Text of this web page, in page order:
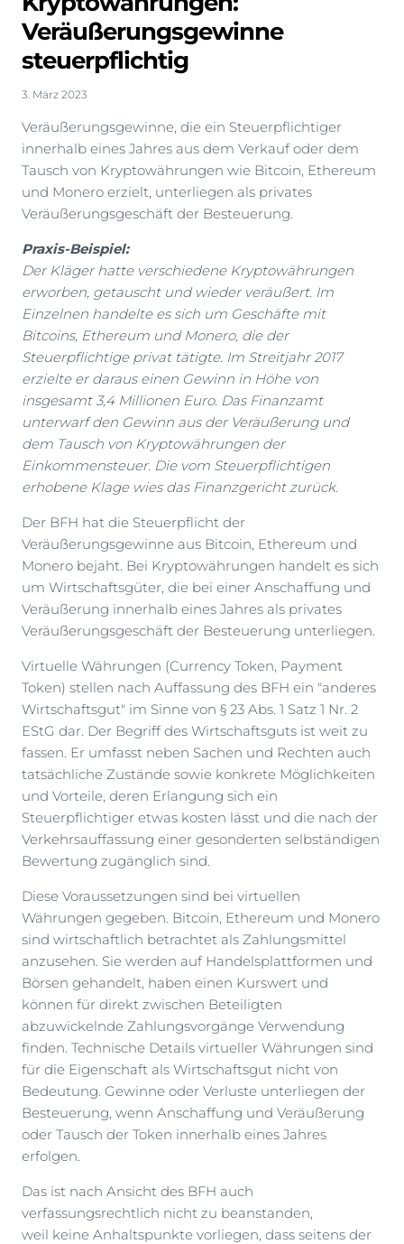
Veräußerungsgewinne
steuerpflichtig
3. März 2023
Veräußerungsgewinne, die ein Steuerpflichtiger
innerhalb eines Jahres aus dem Verkauf oder dem
Tausch von Kryptowährungen wie Bitcoin, Ethereum
und Monero erzielt, unterliegen als privates
Veräußerungsgeschäft der Besteuerung.
Praxis-Beispiel:
Der Kläger hatte verschiedene Kryptowährungen
erworben, getauscht und wieder veräußert. Im
Einzelnen handelte es sich um Geschäfte mit
Bitcoins, Ethereum und Monero, die der
Steuerpflichtige privat tätigte. Im Streitjahr 2017
erzielte er daraus einen Gewinn in Höhe von
insgesamt 3,4 Millionen Euro. Das Finanzamt
unterwarf den Gewinn aus der Veräußerung und
dem Tausch von Kryptowährungen der
Einkommensteuer. Die vom Steuerpflichtigen
erhobene Klage wies das Finanzgericht zurück.
Der BFH hat die Steuerpflicht der
Veräußerungsgewinne aus Bitcoin, Ethereum und
Monero bejaht. Bei Kryptowährungen handelt es sich
um Wirtschaftsgüter, die bei einer Anschaffung und
Veräußerung innerhalb eines Jahres als privates
Veräußerungsgeschäft der Besteuerung unterliegen.
Virtuelle Währungen (Currency Token, Payment
Token) stellen nach Auffassung des BFH ein "anderes
Wirtschaftsgut" im Sinne von § 23 Abs. 1 Satz 1 Nr. 2
EStG dar. Der Begriff des Wirtschaftsguts ist weit zu
fassen. Er umfasst neben Sachen und Rechten auch
tatsächliche Zustände sowie konkrete Möglichkeiten
und Vorteile, deren Erlangung sich ein
Steuerpflichtiger etwas kosten lässt und die nach der
Verkehrsauffassung einer gesonderten selbständigen
Bewertung zugänglich sind.
Diese Voraussetzungen sind bei virtuellen
Währungen gegeben. Bitcoin, Ethereum und Monero
sind wirtschaftlich betrachtet als Zahlungsmittel
anzusehen. Sie werden auf Handelsplattformen und
Börsen gehandelt, haben einen Kurswert und
können für direkt zwischen Beteiligten
abzuwickelnde Zahlungsvorgänge Verwendung
finden. Technische Details virtueller Währungen sind
für die Eigenschaft als Wirtschaftsgut nicht von
Bedeutung. Gewinne oder Verluste unterliegen der
Besteuerung, wenn Anschaffung und Veräußerung
oder Tausch der Token innerhalb eines Jahres
erfolgen.
Das ist nach Ansicht des BFH auch
verfassungsrechtlich nicht zu beanstanden,
weil keine Anhaltspunkte vorliegen, dass seitens der